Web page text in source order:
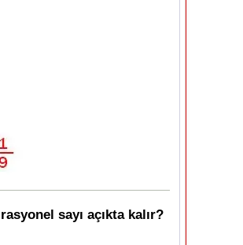
sayı açıkta kalır?